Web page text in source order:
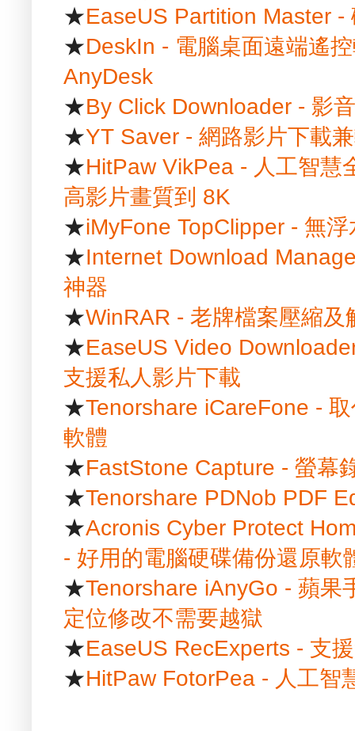
★EaseUS Partition Master -
★DeskIn - 電腦桌面遠端遙
AnyDesk
★By Click Downloader - 影
★YT Saver - 網路影片下載
★HitPaw VikPea - 人工智慧
高影片畫質到 8K
★iMyFone TopClipper - 無
★Internet Download
神器
★WinRAR - 老牌檔案壓縮及
★EaseUS Video
支援私人影片下載
★Tenorshare iCareFone -
軟體
★FastStone Capture - 螢幕
★Tenorshare PDNob PDF
★Acronis Cyber Protect
- 好用的電腦硬碟備份還原軟
★Tenorshare iAnyGo - 蘋果
定位修改不需要越獄
★EaseUS RecExperts - 支
★HitPaw FotorPea - 人工智